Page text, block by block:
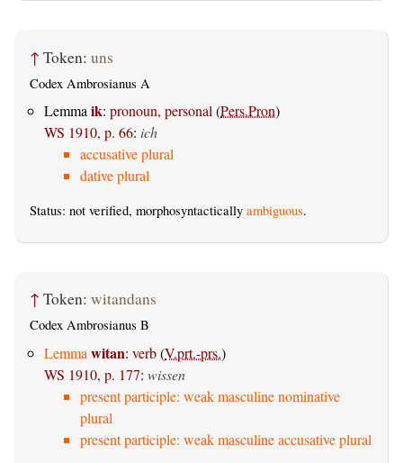
↑ Token: uns
Codex Ambrosianus A
Lemmaik: pronoun, personal(Pers.Pron)
WS 1910, p. 66: ich
accusative plural
dative plural
Status: not verified, morphosyntactically ambiguous.
↑ Token: witandans
Codex Ambrosianus B
Lemma witan: verb(V.prt.-prs.)
WS 1910, p. 177: wissen
present participle: weak masculine nominative
plural
present participle: weak masculine accusative plural